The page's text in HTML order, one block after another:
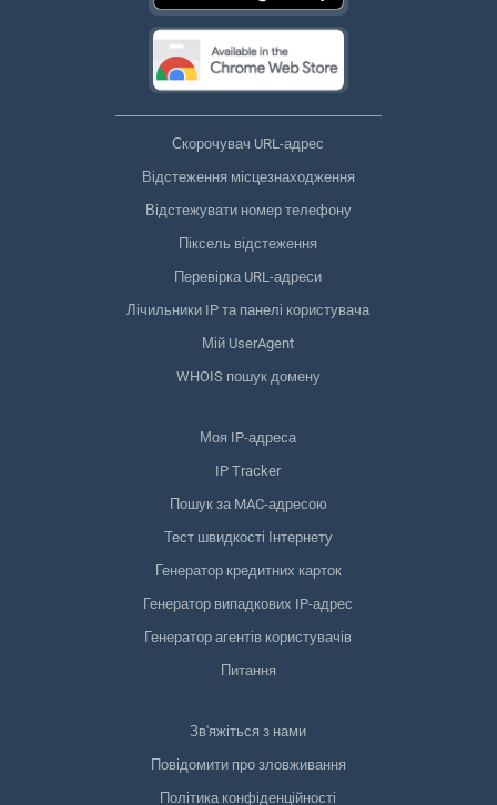
Скорочувач URL-адрес
Відстеження місцезнаходження
Відстежувати номер телефону
Піксель відстеження
Перевірка URL-адреси
Лічильники IP та панелі користувача
Мій UserAgent
WHOIS пошук домену
Моя IP-адреса
IP Tracker
Пошук за MAC-адресою
Тест швидкості Інтернету
Генератор кредитних карток
Генератор випадкових IP-адрес
Генератор агентів користувачів
Питання
Зв'яжіться з нами
Повідомити про зловживання
Політика конфіденційності